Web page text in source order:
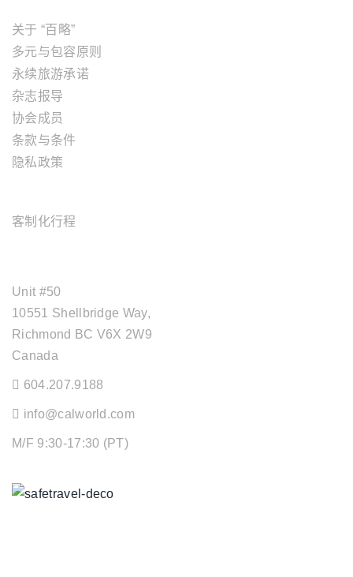
关于 “百略”
多元与包容原则
永续旅游承诺
杂志报导
协会成员
条款与条件
隐私政策
客制化行程
Unit #50
10551 Shellbridge Way,
Richmond BC V6X 2W9
Canada
604.207.9188
info@calworld.com
M/F 9:30-17:30 (PT)